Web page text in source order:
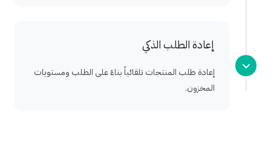
إعادة الطلب الذكي
إعادة طلب المنتجات تلقائياً بناءً على الطلب ومستويات
المخزون.